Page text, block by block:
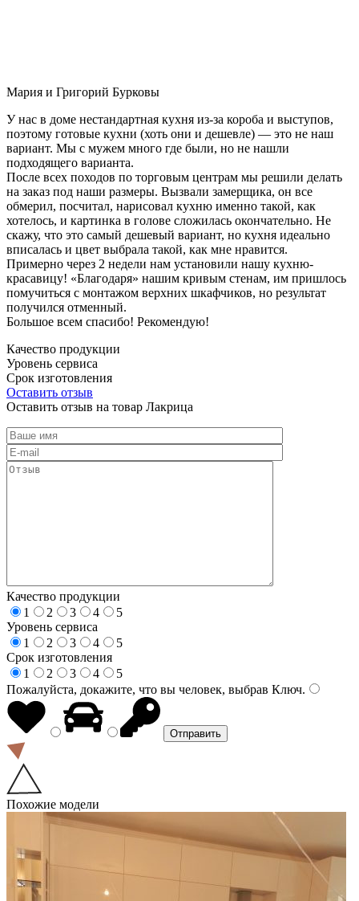
Мария и Григорий Бурковы
У нас в доме нестандартная кухня из-за короба и выступов,
поэтому готовые кухни (хоть они и дешевле) — это не наш
вариант. Мы с мужем много где были, но не нашли
подходящего варианта.
После всех походов по торговым центрам мы решили делать
на заказ под наши размеры. Вызвали замерщика, он все
обмерил, посчитал, нарисовал кухню именно такой, как
хотелось, и картинка в голове сложилась окончательно. Не
скажу, что это самый дешевый вариант, но кухня идеально
вписалась и цвет выбрала такой, как мне нравится.
Примерно через 2 недели нам установили нашу кухню-
красавицу! «Благодаря» нашим кривым стенам, им пришлось
помучиться с монтажом верхних шкафчиков, но результат
получился отменный.
Большое всем спасибо! Рекомендую!
Качество продукции
Уровень сервиса
Срок изготовления
Оставить отзыв
Оставить отзыв на товар Лакрица
Качество продукции
1
2 3 4
5
Уровень сервиса
1
2 3 4
5
Срок изготовления
1
2 3 4
5
Пожалуйста, докажите, что вы человек, выбрав Ключ.
Похожие модели